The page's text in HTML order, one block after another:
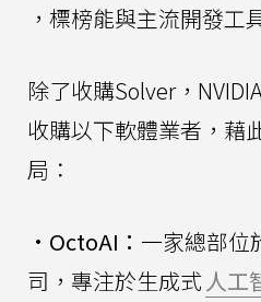
，標榜能與主流開發工
除了收購Solver，
收購以下軟體業者，藉
局：
• OctoAI： 一家總部位
司，專注於生成式 人工